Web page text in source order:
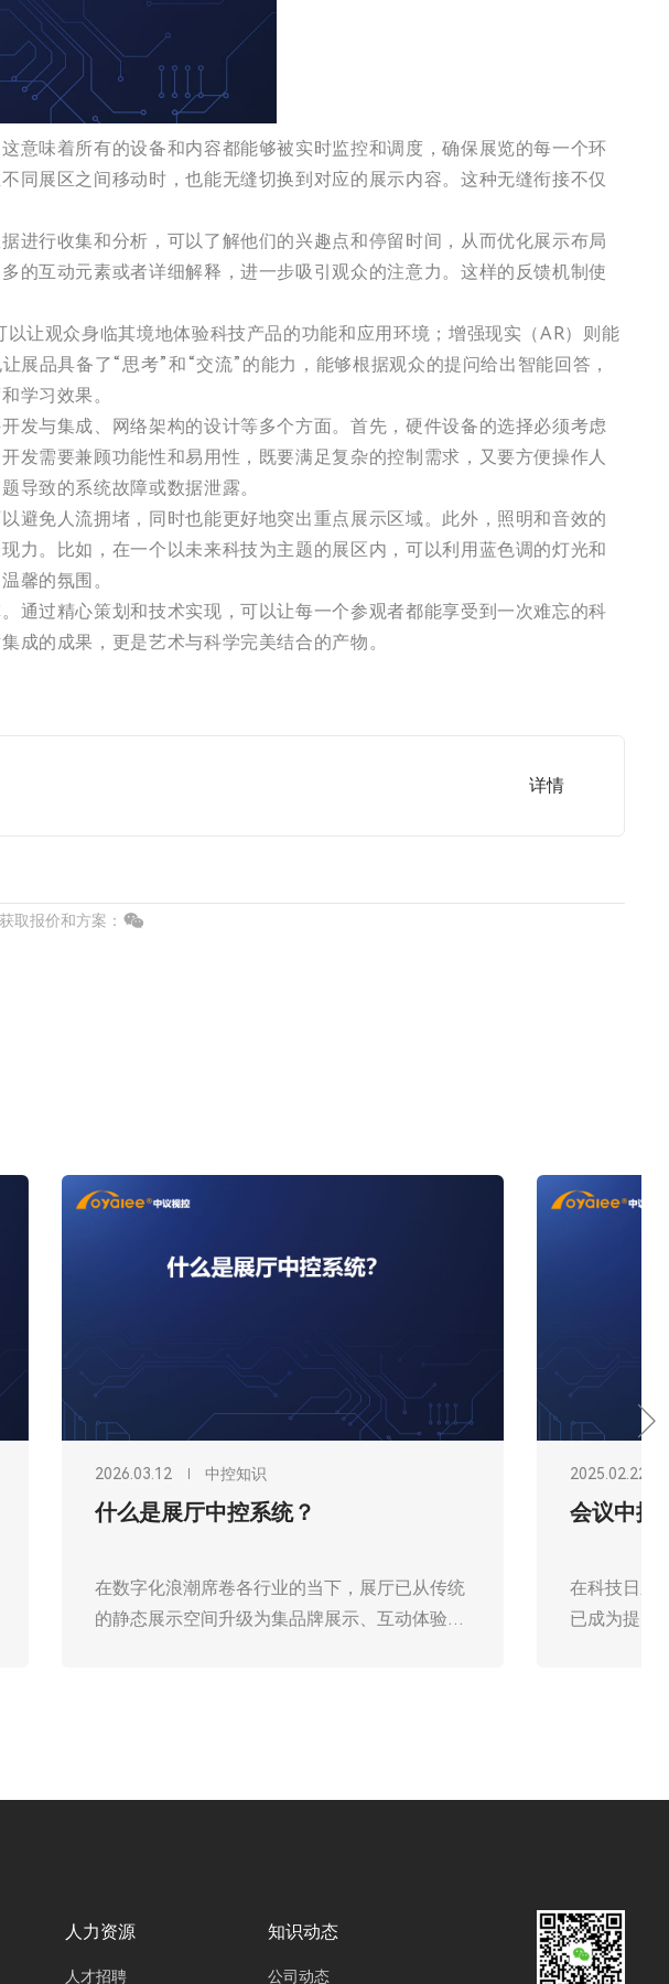
意味着所有的设备和内容都能够被实时监控和调度，确保展览的每一个环
同展区之间移动时，也能无缝切换到对应的展示内容。这种无缝衔接不仅
进行收集和分析，可以了解他们的兴趣点和停留时间，从而优化展示布局
的互动元素或者详细解释，进一步吸引观众的注意力。这样的反馈机制使
让观众身临其境地体验科技产品的功能和应用环境；增强现实（AR）则能
品具备了“思考”和“交流”的能力，能够根据观众的提问给出智能回答，
学习效果。
发与集成、网络架构的设计等多个方面。首先，硬件设备的选择必须考虑
发需要兼顾功能性和易用性，既要满足复杂的控制需求，又要方便操作人
导致的系统故障或数据泄露。
避免人流拥堵，同时也能更好地突出重点展示区域。此外，照明和音效的
力。比如，在一个以未来科技为主题的展区内，可以利用蓝色调的灯光和
馨的氛围。
通过精心策划和技术实现，可以让每一个参观者都能享受到一次难忘的科
成的成果，更是艺术与科学完美结合的产物。
报价和方案：
的升级改造
重要环节。
2026.03.16
场景预设：给会议和展厅中控系统带来
在数字化转型持续深化的当下，会议与展厅作为
政企沟通、品牌展示、文化传播的核心场景，对
系统的应用可行性，实现从“基础控制”向“智慧
人力资源
人才招聘
知识动态
公司动态